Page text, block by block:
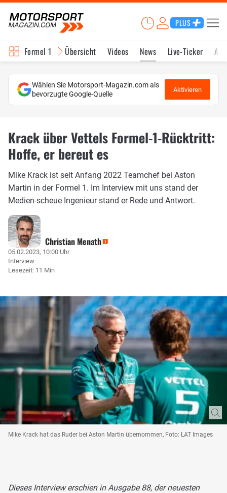
PLUS
Formel 1 Übersicht Videos News Live-Ticker
Wählen Sie Motorsport-Magazin.com als
bevorzugte Google-Quelle
Aktivieren
Krack über Vettels Formel-1-Rücktritt:
Hoffe, er bereut es
Mike Krack ist seit Anfang 2022 Teamchef bei Aston
Martin in der Formel 1. Im Interview mit uns stand der
Medien-scheue Ingenieur stand er Rede und Antwort.
Christian Menath
05.02.2023, 10:00 Uhr
Interview
Lesezeit: 11 Min
Mike Krack hat das Ruder bei Aston Martin übernommen, Foto: LAT Images
Dieses Interview erschien in Ausgabe 88, der neuesten